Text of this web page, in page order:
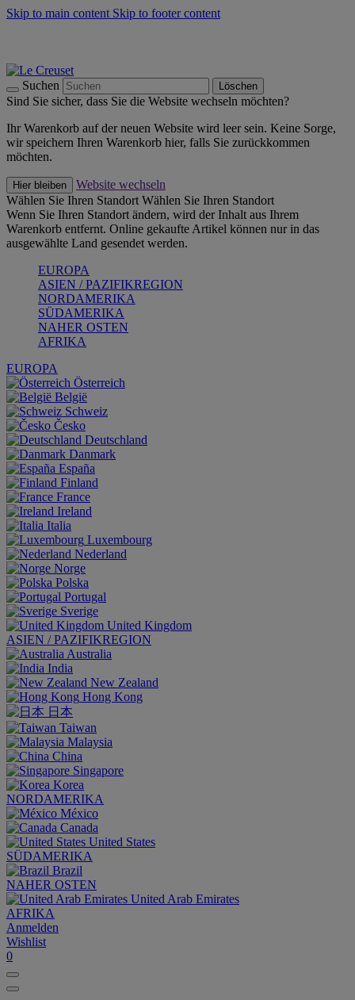
Skip to main content Skip to footer content
Suchen Löschen
Sind Sie sicher, dass Sie die Website wechseln möchten?
Ihr Warenkorb auf der neuen Website wird leer sein. Keine Sorge,
wir speichern Ihren Warenkorb hier, falls Sie zurückkommen
möchten.
Hier bleiben
Website wechseln
Wählen Sie Ihren Standort Wählen Sie Ihren Standort
Wenn Sie Ihren Standort ändern, wird der Inhalt aus Ihrem
Warenkorb entfernt. Online gekaufte Artikel können nur in das
ausgewählte Land gesendet werden.
EUROPA
ASIEN / PAZIFIKREGION
NORDAMERIKA
SÜDAMERIKA
NAHER OSTEN
AFRIKA
EUROPA
Österreich
België
Schweiz
Česko
Deutschland
Danmark
España
Finland
France
Ireland
Italia
Luxembourg
Nederland
Norge
Polska
Portugal
Sverige
United Kingdom
ASIEN / PAZIFIKREGION
Australia
India
New Zealand
Hong Kong
日本
Taiwan
Malaysia
China
Singapore
Korea
NORDAMERIKA
México
Canada
United States
SÜDAMERIKA
Brazil
NAHER OSTEN
United Arab Emirates
AFRIKA
Anmelden
Wishlist
0